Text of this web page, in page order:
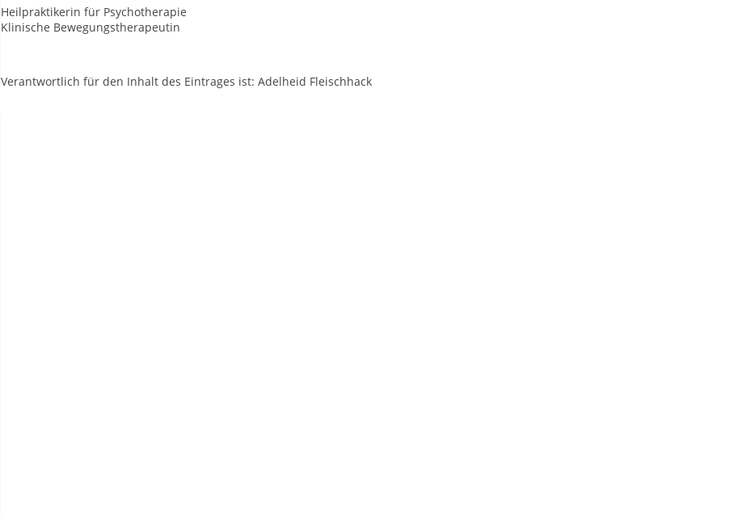
Heilpraktikerin für Psychotherapie
Klinische Bewegungstherapeutin
Verantwortlich für den Inhalt des Eintrages ist: Adelheid Fleischhack